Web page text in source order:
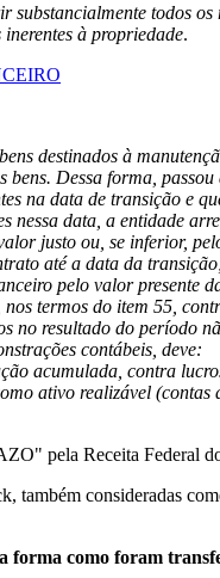
substancialmente todos
à propriedade.
destinados à
Dessa forma,
na data de transição e
nessa data, a entidade
justo ou, se inferior,
até a data da
pelo valor presente
termos do item 55,
no resultado do
contábeis, deve:
acumulada, contra
ativo realizável
pela Receita Federal
também consideradas
forma como foram